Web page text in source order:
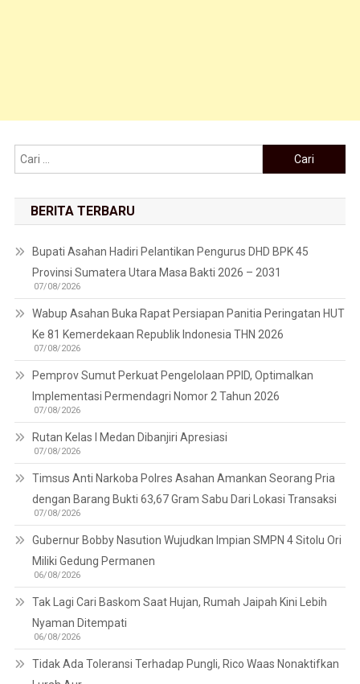
Cari untuk:
BERITA TERBARU
Bupati Asahan Hadiri Pelantikan Pengurus DHD BPK 45
Provinsi Sumatera Utara Masa Bakti 2026 – 2031
07/08/2026
Wabup Asahan Buka Rapat Persiapan Panitia Peringatan HUT
Ke 81 Kemerdekaan Republik Indonesia THN 2026
07/08/2026
Pemprov Sumut Perkuat Pengelolaan PPID, Optimalkan
Implementasi Permendagri Nomor 2 Tahun 2026
07/08/2026
Rutan Kelas I Medan Dibanjiri Apresiasi
07/08/2026
Timsus Anti Narkoba Polres Asahan Amankan Seorang Pria
dengan Barang Bukti 63,67 Gram Sabu Dari Lokasi Transaksi
07/08/2026
Gubernur Bobby Nasution Wujudkan Impian SMPN 4 Sitolu Ori
Miliki Gedung Permanen
06/08/2026
Tak Lagi Cari Baskom Saat Hujan, Rumah Jaipah Kini Lebih
Nyaman Ditempati
06/08/2026
Tidak Ada Toleransi Terhadap Pungli, Rico Waas Nonaktifkan